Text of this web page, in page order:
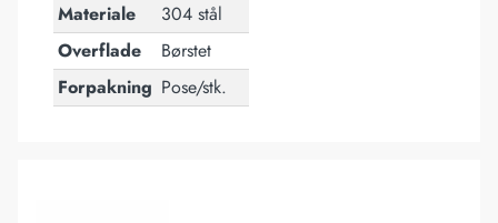
Materiale
304 stål
Overflade
Børstet
Forpakning Pose/stk.